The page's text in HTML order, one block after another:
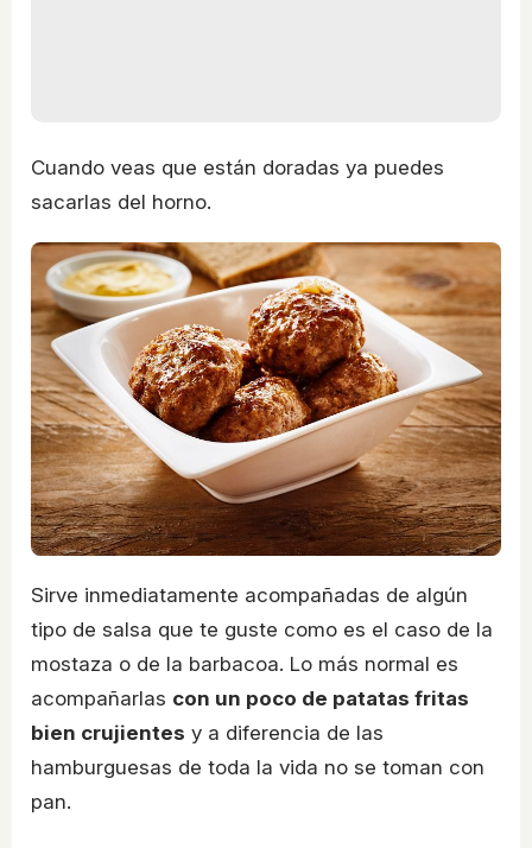
Cuando veas que están doradas ya puedes
sacarlas del horno.
Sirve inmediatamente acompañadas de algún
tipo de salsa que te guste como es el caso de la
mostaza o de la barbacoa. Lo más normal es
acompañarlas con un poco de patatas fritas
bien crujientes y a diferencia de las
hamburguesas de toda la vida no se toman con
pan.